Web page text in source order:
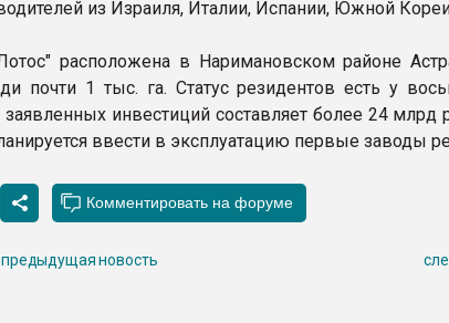
из Израиля, Италии, Испании, Южной
расположена в Наримановском районе
почти 1 тыс. га. Статус резидентов есть у
инвестиций составляет более 24 млрд
ввести в эксплуатацию первые заводы
предыдущая новость